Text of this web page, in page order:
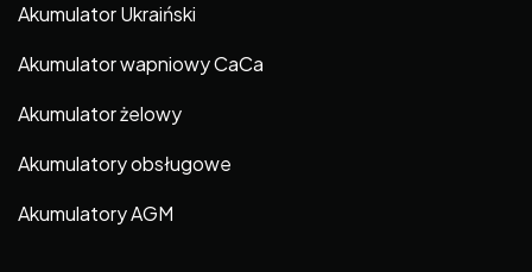
Akumulator Ukraiński
Akumulator wapniowy CaCa
Akumulator żelowy
Akumulatory obsługowe
Akumulatory AGM